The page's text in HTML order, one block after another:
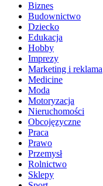
Biznes
Budownictwo
Dziecko
Edukacja
Hobby
Imprezy
Marketing i reklama
Medicine
Moda
Motoryzacja
Nieruchomości
Obcojęzyczne
Praca
Prawo
Przemysł
Rolnictwo
Sklepy